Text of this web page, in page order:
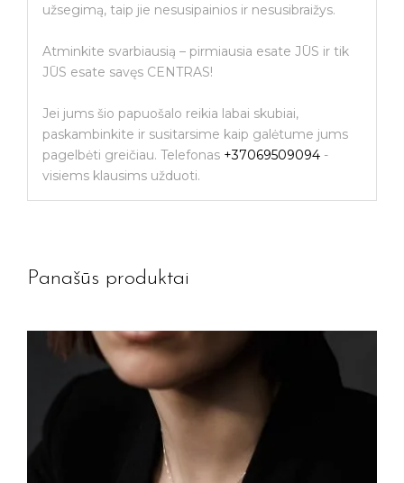
užsegimą, taip jie nesusipainios ir nesusibraižys.
Atminkite svarbiausią – pirmiausia esate JŪS ir tik
JŪS esate savęs CENTRAS!
Jei jums šio papuošalo reikia labai skubiai,
paskambinkite ir susitarsime kaip galėtume jums
pagelbėti greičiau. Telefonas +37069509094-
visiems klausims užduoti.
Panašūs produktai